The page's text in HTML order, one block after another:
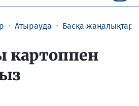
Атырауда Басқа жаңалықтар
картоппен